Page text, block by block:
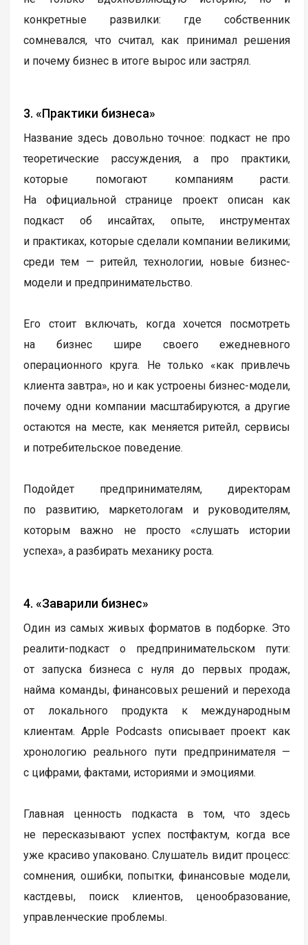
конкретные развилки: где собственник
сомневался, что считал, как принимал решения
и почему бизнес в итоге вырос или застрял.
3. «Практики бизнеса»
Название здесь довольно точное: подкаст не про
теоретические рассуждения, а про практики,
которые помогают компаниям расти.
На официальной странице проект описан как
подкаст об инсайтах, опыте, инструментах
и практиках, которые сделали компании великими;
среди тем — ритейл, технологии, новые бизнес-
модели и предпринимательство.
Его стоит включать, когда хочется посмотреть
на бизнес шире своего ежедневного
операционного круга. Не только «как привлечь
клиента завтра», но и как устроены бизнес-модели,
почему одни компании масштабируются, а другие
остаются на месте, как меняется ритейл, сервисы
и потребительское поведение.
Подойдет предпринимателям, директорам
по развитию, маркетологам и руководителям,
которым важно не просто «слушать истории
успеха», а разбирать механику роста.
4. «Заварили бизнес»
Один из самых живых форматов в подборке. Это
реалити-подкаст о предпринимательском пути:
от запуска бизнеса с нуля до первых продаж,
найма команды, финансовых решений и перехода
от локального продукта к международным
клиентам. Apple Podcasts описывает проект как
хронологию реального пути предпринимателя —
с цифрами, фактами, историями и эмоциями.
Главная ценность подкаста в том, что здесь
не пересказывают успех постфактум, когда все
уже красиво упаковано. Слушатель видит процесс:
сомнения, ошибки, попытки, финансовые модели,
кастдевы, поиск клиентов, ценообразование,
управленческие проблемы.